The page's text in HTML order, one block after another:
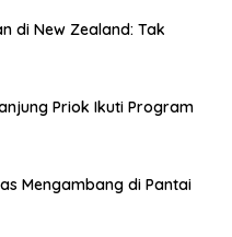
di New Zealand: Tak
Priok Ikuti Program
Mengambang di Pantai